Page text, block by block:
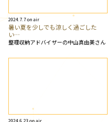
2024.7.7 on air
暑い夏を少しでも涼しく過ごした
い…
整理収納アドバイザーの中山真由美さん
2024.6.23 on air